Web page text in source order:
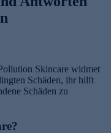
Skincare widmet
Schäden, ihr hilft
Schäden zu